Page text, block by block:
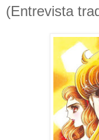
(Entrevista